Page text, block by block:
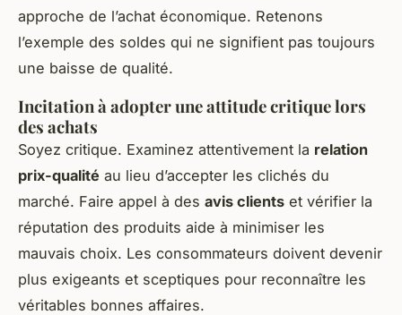
approche de l’achat économique. Retenons
l’exemple des soldes qui ne signifient pas toujours
une baisse de qualité.
Incitation à adopter une attitude critique lors
des achats
Soyez critique. Examinez attentivement la relation
prix-qualité au lieu d’accepter les clichés du
marché. Faire appel à des avis clients et vérifier la
réputation des produits aide à minimiser les
mauvais choix. Les consommateurs doivent devenir
plus exigeants et sceptiques pour reconnaître les
véritables bonnes affaires.